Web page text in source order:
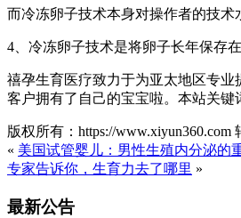
而冷冻卵子技术本身对操作者的技术
4、冷冻卵子技术是将卵子长年保存
禧孕生育医疗致力于为亚太地区专
客户拥有了自己的宝宝啦。本站关键
版权所有：https://www.xiyun360.com
« 美国试管婴儿：男性生殖内分泌的
专家告诉你，生育力去了哪里 »
最新公告